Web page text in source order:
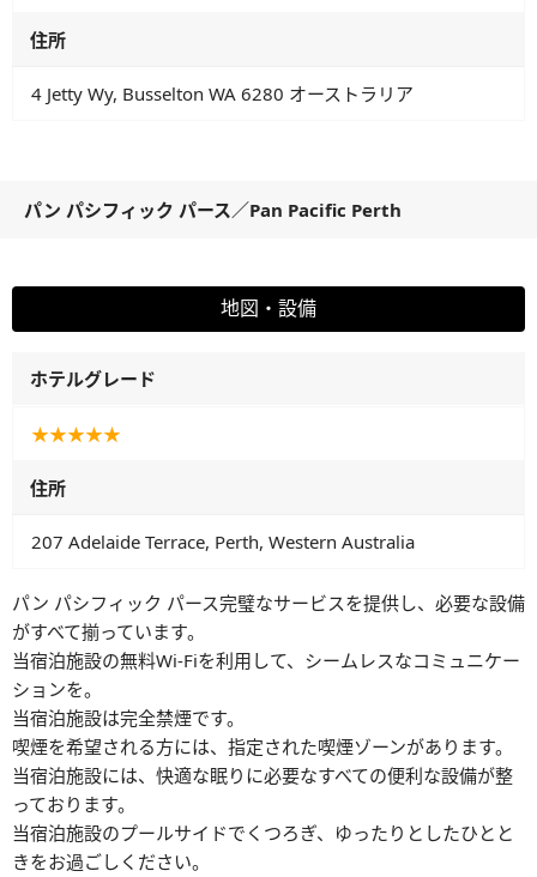
住所
4 Jetty Wy, Busselton WA 6280 オーストラリア
パン パシフィック パース／Pan Pacific Perth
地図・設備
ホテルグレード
★★★★★
住所
207 Adelaide Terrace, Perth, Western Australia
パン パシフィック パース完璧なサービスを提供し、必要な設備
がすべて揃っています。
当宿泊施設の無料Wi-Fiを利用して、シームレスなコミュニケー
ションを。
当宿泊施設は完全禁煙です。
喫煙を希望される方には、指定された喫煙ゾーンがあります。
当宿泊施設には、快適な眠りに必要なすべての便利な設備が整
っております。
当宿泊施設のプールサイドでくつろぎ、ゆったりとしたひとと
きをお過ごしください。